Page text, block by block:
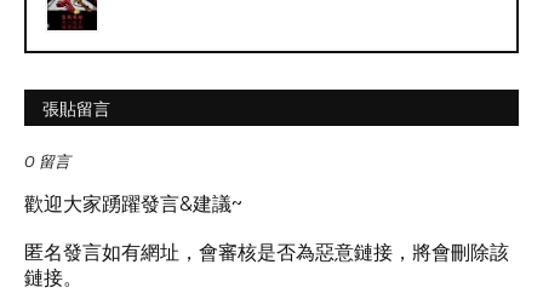
張貼留言
0 留言
歡迎大家踴躍發言&建議~
匿名發言如有網址，會審核是否為惡意鏈接，將會刪除該
鏈接。